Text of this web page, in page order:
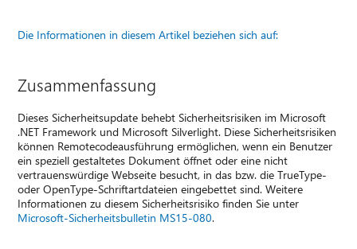
Die Informationen in diesem Artikel beziehen sich auf:
Zusammenfassung
Dieses Sicherheitsupdate behebt Sicherheitsrisiken im Microsoft
.NET Framework und Microsoft Silverlight. Diese Sicherheitsrisiken
können Remotecodeausführung ermöglichen, wenn ein Benutzer
ein speziell gestaltetes Dokument öffnet oder eine nicht
vertrauenswürdige Webseite besucht, in das bzw. die TrueType-
oder OpenType-Schriftartdateien eingebettet sind. Weitere
Informationen zu diesem Sicherheitsrisiko finden Sie unter
Microsoft-Sicherheitsbulletin MS15-080.